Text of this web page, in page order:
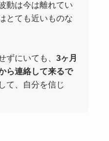
動は今は離れてい
とても近いものな
ずにいても、 3ヶ月
ら連絡して来るで
て、自分を信じ